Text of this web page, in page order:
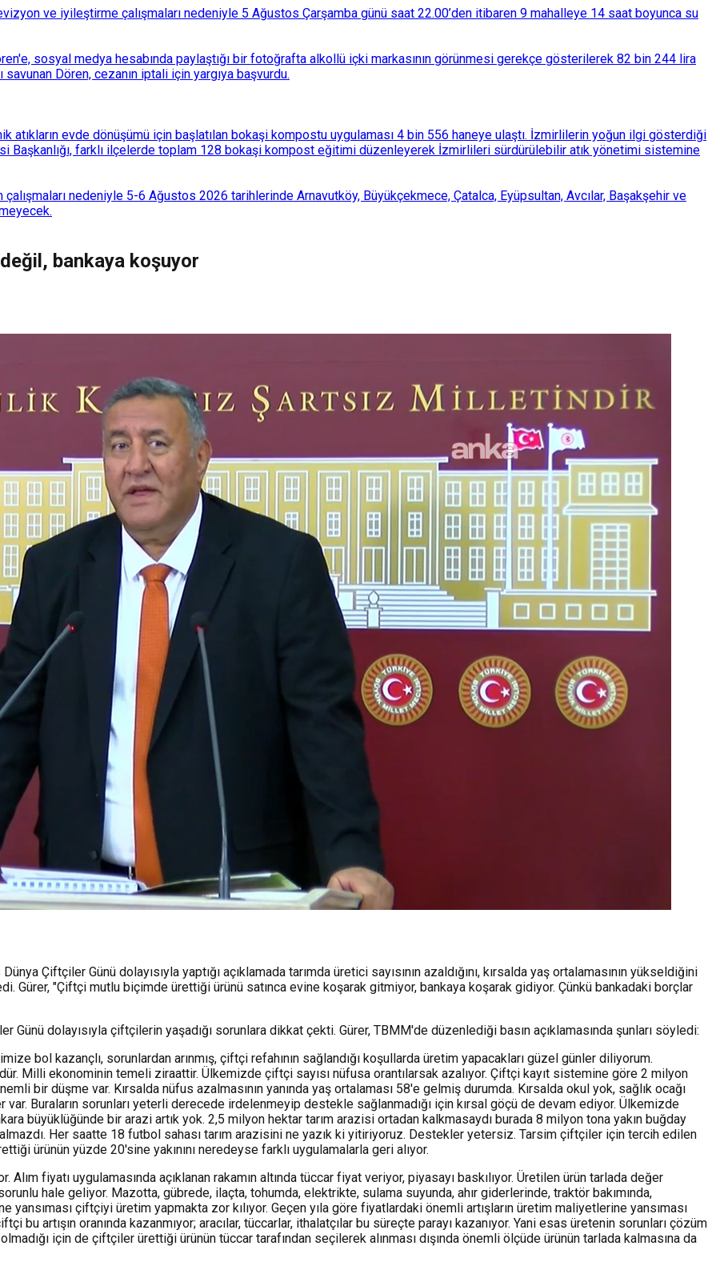
ve iyileştirme çalışmaları nedeniyle 5 Ağustos Çarşamba günü saat 22.00’den itibaren 9 mahalleye 14 saat boyunca su
sosyal medya hesabında paylaştığı bir fotoğrafta alkollü içki markasının görünmesi gerekçe gösterilerek 82 bin 244 lira
savunan Dören, cezanın iptali için yargıya başvurdu.
atıkların evde dönüşümü için başlatılan bokaşi kompostu uygulaması 4 bin 556 haneye ulaştı. İzmirlilerin yoğun ilgi gösterdiği
Başkanlığı, farklı ilçelerde toplam 128 bokaşi kompost eğitimi düzenleyerek İzmirlileri sürdürülebilir atık yönetimi sistemine
nedeniyle 5-6 Ağustos 2026 tarihlerinde Arnavutköy, Büyükçekmece, Çatalca, Eyüpsultan, Avcılar, Başakşehir ve
bankaya koşuyor
Çiftçiler Günü dolayısıyla yaptığı açıklamada tarımda üretici sayısının azaldığını, kırsalda yaş ortalamasının yükseldiğini
Gürer, "Çiftçi mutlu biçimde ürettiği ürünü satınca evine koşarak gitmiyor, bankaya koşarak gidiyor. Çünkü bankadaki borçlar
dolayısıyla çiftçilerin yaşadığı sorunlara dikkat çekti. Gürer, TBMM'de düzenlediği basın açıklamasında şunları söyledi:
bol kazançlı, sorunlardan arınmış, çiftçi refahının sağlandığı koşullarda üretim yapacakları güzel günler diliyorum.
Milli ekonominin temeli ziraattir. Ülkemizde çiftçi sayısı nüfusa orantılarsak azalıyor. Çiftçi kayıt sistemine göre 2 milyon
bir düşme var. Kırsalda nüfus azalmasının yanında yaş ortalaması 58'e gelmiş durumda. Kırsalda okul yok, sağlık ocağı
var. Buraların sorunları yeterli derecede irdelenmeyip destekle sağlanmadığı için kırsal göçü de devam ediyor. Ülkemizde
büyüklüğünde bir arazi artık yok. 2,5 milyon hektar tarım arazisi ortadan kalkmasaydı burada 8 milyon tona yakın buğday
Her saatte 18 futbol sahası tarım arazisini ne yazık ki yitiriyoruz. Destekler yetersiz. Tarsim çiftçiler için tercih edilen
ürünün yüzde 20'sine yakınını neredeyse farklı uygulamalarla geri alıyor.
Alım fiyatı uygulamasında açıklanan rakamın altında tüccar fiyat veriyor, piyasayı baskılıyor. Üretilen ürün tarlada değer
hale geliyor. Mazotta, gübrede, ilaçta, tohumda, elektrikte, sulama suyunda, ahır giderlerinde, traktör bakımında,
çiftçiyi üretim yapmakta zor kılıyor. Geçen yıla göre fiyatlardaki önemli artışların üretim maliyetlerine yansıması
bu artışın oranında kazanmıyor; aracılar, tüccarlar, ithalatçılar bu süreçte parayı kazanıyor. Yani esas üretenin sorunları çözüm
için de çiftçiler ürettiği ürünün tüccar tarafından seçilerek alınması dışında önemli ölçüde ürünün tarlada kalmasına da